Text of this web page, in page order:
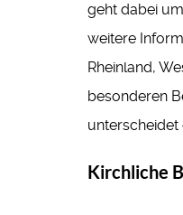
geht dabei
weitere
Rheinland,
besonderen
unterscheidet
Kirchliche